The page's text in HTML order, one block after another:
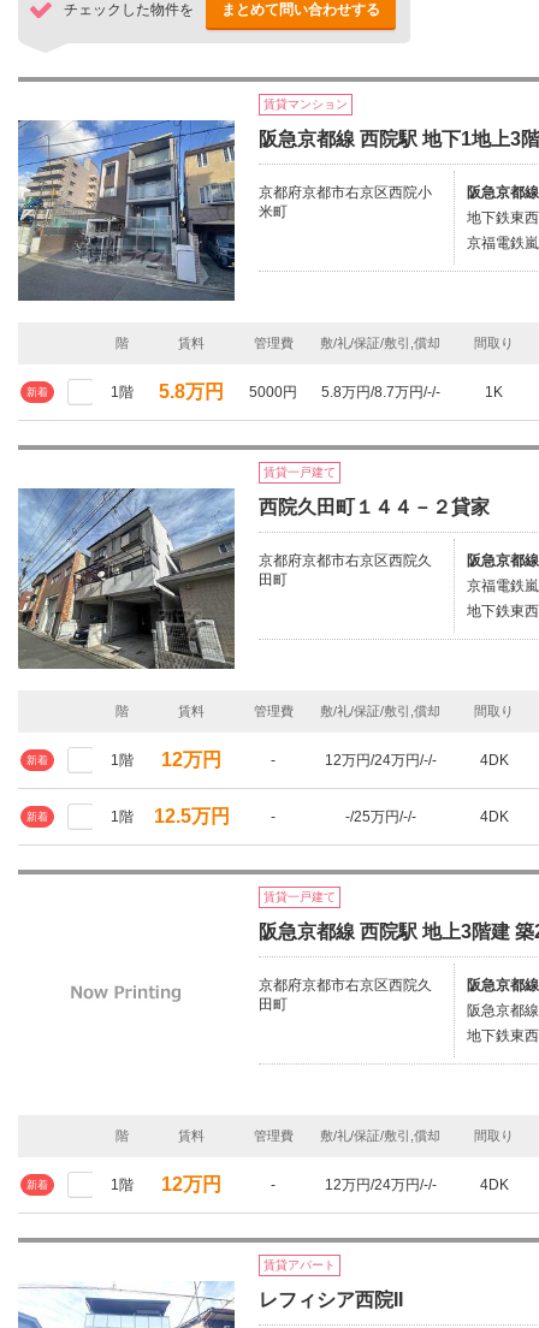
チェックした物件を まとめて問い合わせする
賃貸マンション
阪急京都線 西院駅 地下1地上3
京都府京都市右京区西院小
米町
阪急京都
地下鉄東
京福電鉄
階 賃料 管理費 敷/礼/保証/敷引,償却 間取り
新着 1階 5.8万円 5000円 5.8万円/8.7万円/-/- 1K
賃貸一戸建て
西院久田町１４４－２貸家
京都府京都市右京区西院久
田町
阪急京都
京福電鉄
地下鉄東
階 賃料 管理費 敷/礼/保証/敷引,償却 間取り
新着 1階 12万円 - 12万円/24万円/-/- 4DK
新着 1階 12.5万円 - -/25万円/-/- 4DK
賃貸一戸建て
阪急京都線 西院駅 地上3階建 築
京都府京都市右京区西院久
田町
阪急京都
阪急京都
地下鉄東
階 賃料 管理費 敷/礼/保証/敷引,償却 間取り
新着 1階 12万円 - 12万円/24万円/-/- 4DK
賃貸アパート
レフィシア西院II